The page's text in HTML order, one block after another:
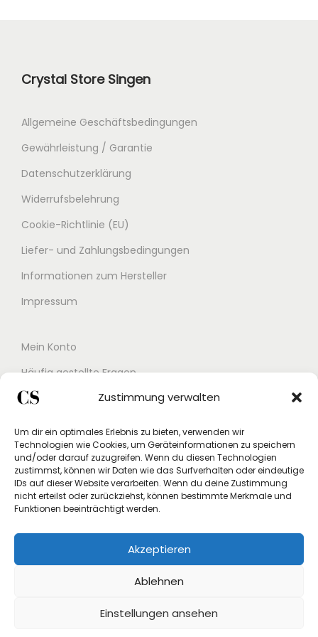
Zustimmung verwalten
Um dir ein optimales Erlebnis zu bieten, verwenden wir
Technologien wie Cookies, um Geräteinformationen zu speichern
und/oder darauf zuzugreifen. Wenn du diesen Technologien
zustimmst, können wir Daten wie das Surfverhalten oder eindeutige
IDs auf dieser Website verarbeiten. Wenn du deine Zustimmung
nicht erteilst oder zurückziehst, können bestimmte Merkmale und
Funktionen beeinträchtigt werden.
Akzeptieren
Ablehnen
Einstellungen ansehen
Crystal Store Singen
Allgemeine Geschäftsbedingungen
Gewährleistung / Garantie
Datenschutzerklärung
Widerrufsbelehrung
Cookie-Richtlinie (EU)
Liefer- und Zahlungsbedingungen
Informationen zum Hersteller
Impressum
Mein Konto
Häufig gestellte Fragen
Kontakt
Studex App
Einverständniserklärung
Rücksendung beantragen
Vertrag widerrufen